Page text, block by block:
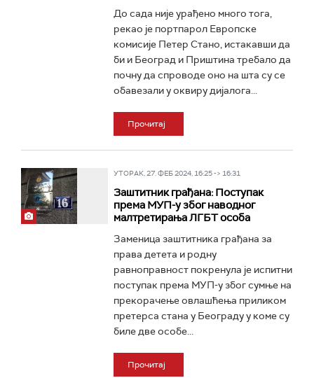
До сада није урађено много тога,
рекао је портпарол Европске
комисије Петер Стано, истакавши да
би и Београд и Приштина требало да
почну да спроводе оно на шта су се
обавезали у оквиру дијалога...
Прочитај
УТОРАК, 27. ФЕБ 2024, 16:25 -> 16:31
Заштитник грађана: Поступак
према МУП-у због наводног
малтретирања ЛГБТ особа
Заменица заштитника грађана за
права детета и родну
равноправност покренула је испитни
поступак према МУП-у због сумње на
прекорачење овлашћења приликом
претерса стана у Београду у коме су
биле две особе...
Прочитај